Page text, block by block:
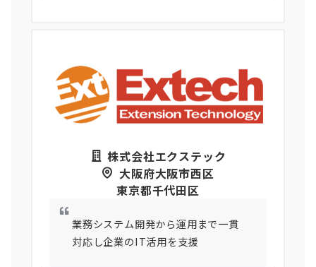
株式会社エクステック
大阪府大阪市西区
東京都千代田区
業務システム開発から運用まで一貫
対応し企業のIT活用を支援